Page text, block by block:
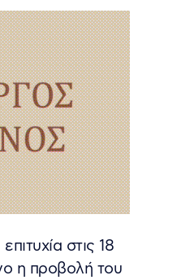
στις 18
η προβολή του